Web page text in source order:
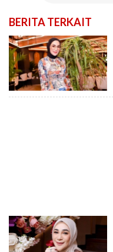
BERITA TERKAIT